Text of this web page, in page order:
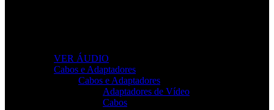
VER ÁUDIO
Cabos e Adaptadores
Cabos e Adaptadores
Adaptadores de Vídeo
Cabos